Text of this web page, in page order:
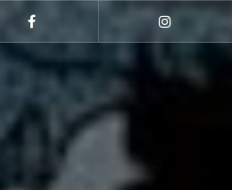
Facebook Instagram